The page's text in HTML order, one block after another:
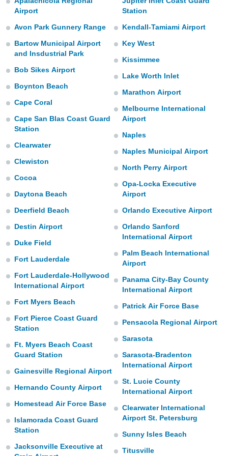
permite
seguir
a la
la
ya sean
análisis
en
perfil
y
nuestra
y
disponible
aceptar
CONTINUAR
Airport
Avon Park Gunnery Range
Bartow Municipal Airport
and Insdustrial Park
Bob Sikes Airport
Boynton Beach
Cape Coral
Cape San Blas Coast Guard
Station
Clearwater
Clewiston
Cocoa
Daytona Beach
Deerfield Beach
Destin Airport
Duke Field
Fort Lauderdale
Fort Lauderdale-Hollywood
International Airport
Fort Myers Beach
Fort Pierce Coast Guard
Station
Ft. Myers Beach Coast
Guard Station
Gainesville Regional Airport
Hernando County Airport
Homestead Air Force Base
Islamorada Coast Guard
Station
Jacksonville Executive at
Station
Kendall-Tamiami Airport
Key West
Kissimmee
Lake Worth Inlet
Marathon Airport
Melbourne International
Airport
Naples
Naples Municipal Airport
North Perry Airport
Opa-Locka Executive
Airport
Orlando Executive Airport
Orlando Sanford
International Airport
Palm Beach International
Airport
Panama City-Bay County
International Airport
Patrick Air Force Base
Pensacola Regional Airport
Sarasota
Sarasota-Bradenton
International Airport
St. Lucie County
International Airport
Clearwater International
Airport St. Petersburg
Sunny Isles Beach
Titusville